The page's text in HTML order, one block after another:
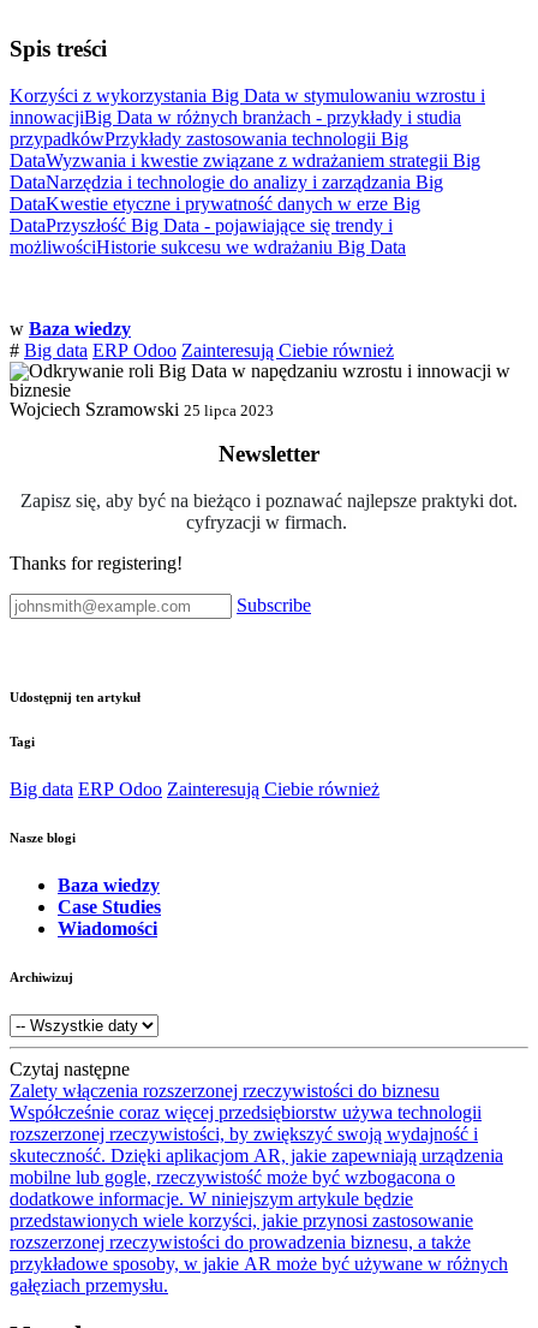
Spis treści
Korzyści z wykorzystania Big Data w stymulowaniu wzrostu i
innowacjiBig Data w różnych branżach - przykłady i studia
przypadkówPrzykłady zastosowania technologii Big
DataWyzwania i kwestie związane z wdrażaniem strategii Big
DataNarzędzia i technologie do analizy i zarządzania Big
DataKwestie etyczne i prywatność danych w erze Big
DataPrzyszłość Big Data - pojawiające się trendy i
możliwościHistorie sukcesu we wdrażaniu Big Data
w Baza wiedzy
# Big data ERP Odoo Zainteresują Ciebie również
Wojciech Szramowski 25 lipca 2023
Newsletter
Zapisz się, aby być na bieżąco i poznawać najlepsze praktyki dot.
cyfryzacji w firmach.
Thanks for registering!
Subscribe
Udostępnij ten artykuł
Tagi
Big data ERP Odoo Zainteresują Ciebie również
Nasze blogi
Baza wiedzy
Case Studies
Wiadomości
Archiwizuj
Czytaj następne
Zalety włączenia rozszerzonej rzeczywistości do biznesu
Współcześnie coraz więcej przedsiębiorstw używa technologii
rozszerzonej rzeczywistości, by zwiększyć swoją wydajność i
skuteczność. Dzięki aplikacjom AR, jakie zapewniają urządzenia
mobilne lub gogle, rzeczywistość może być wzbogacona o
dodatkowe informacje. W niniejszym artykule będzie
przedstawionych wiele korzyści, jakie przynosi zastosowanie
rozszerzonej rzeczywistości do prowadzenia biznesu, a także
przykładowe sposoby, w jakie AR może być używane w różnych
gałęziach przemysłu.